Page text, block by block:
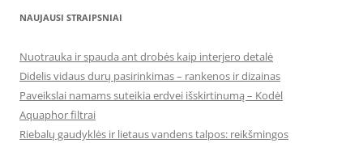
NAUJAUSI STRAIPSNIAI
Nuotrauka ir spauda ant drobės kaip interjero detalė
Didelis vidaus durų pasirinkimas – rankenos ir dizainas
Paveikslai namams suteikia erdvei išskirtinumą – Kodėl
Aquaphor filtrai
Riebalų gaudyklės ir lietaus vandens talpos: reikšmingos